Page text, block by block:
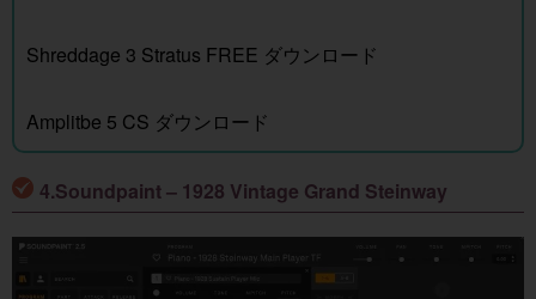
ー
ー
Shreddage 3 Stratus FREE ダウンロード
Amplitbe 5 CS ダウンロード
4.Soundpaint – 1928 Vintage Grand Steinway